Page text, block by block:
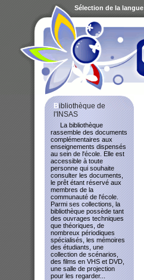
Bibliothèque de
l'INSAS
La bibliothèque
rassemble des documents
complémentaires aux
enseignements dispensés
au sein de l'école. Elle est
accessible à toute
personne qui souhaite
consulter les documents,
le prêt étant réservé aux
membres de la
communauté de l'école.
Parmi ses collections, la
bibliothèque possède tant
des ouvrages techniques
que théoriques, de
nombreux périodiques
spécialisés, les mémoires
des étudiants, une
collection de scénarios,
des films en VHS et DVD,
une salle de projection
pour les regarder...
Sélection de la langue